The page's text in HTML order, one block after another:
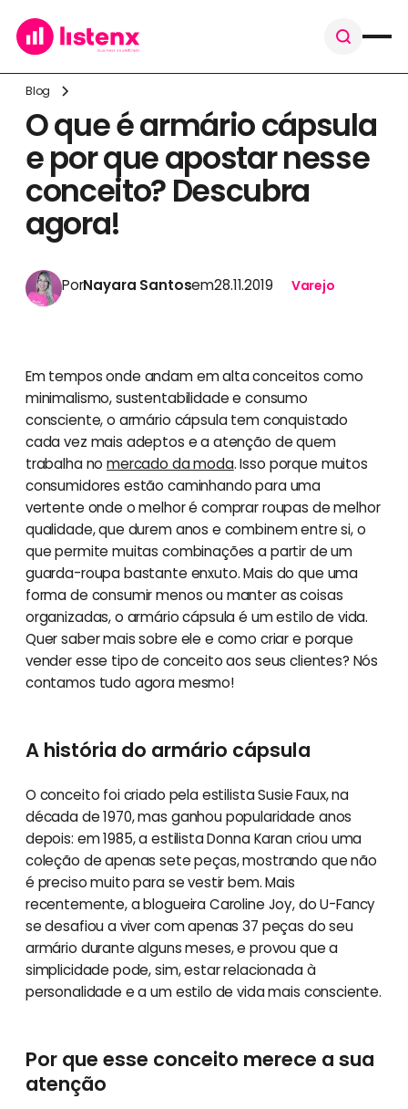
Blog
O que é armário cápsula
e por que apostar nesse
conceito? Descubra
agora!
PorNayara Santosem28.11.2019 Varejo
Em tempos onde andam em alta conceitos como
minimalismo, sustentabilidade e consumo
consciente, o armário cápsula tem conquistado
cada vez mais adeptos e a atenção de quem
trabalha nomercado da moda. Isso porque muitos
consumidores estão caminhando para uma
vertente onde o melhor é comprar roupas de melhor
qualidade, que durem anos e combinem entre si, o
que permite muitas combinações a partir de um
guarda-roupa bastante enxuto. Mais do que uma
forma de consumir menos ou manter as coisas
organizadas, o armário cápsula é um estilo de vida.
Quer saber mais sobre ele e como criar e porque
vender esse tipo de conceito aos seus clientes? Nós
contamos tudo agora mesmo!
A história do armário cápsula
O conceito foi criado pela estilista Susie Faux, na
década de 1970, mas ganhou popularidade anos
depois: em 1985, a estilista Donna Karan criou uma
coleção de apenas sete peças, mostrando que não
é preciso muito para se vestir bem. Mais
recentemente, a blogueira Caroline Joy, do U-Fancy
se desafiou a viver com apenas 37 peças do seu
armário durante alguns meses, e provou que a
simplicidade pode, sim, estar relacionada à
personalidade e a um estilo de vida mais consciente.
Por que esse conceito merece a sua
atenção